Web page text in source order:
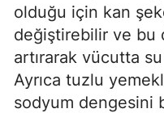
olduğu için kan
değiştirebilir ve bu
artırarak vücutta
Ayrıca tuzlu
sodyum dengesini